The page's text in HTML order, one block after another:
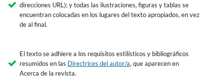
direcciones URL); y todas las ilustraciones, figuras y tablas se
encuentran colocadas en los lugares del texto apropiados, en vez
de al final.
El texto se adhiere a los requisitos estilísticos y bibliográficos
resumidos en las Directrices del autor/a, que aparecen en
Acerca de la revista.